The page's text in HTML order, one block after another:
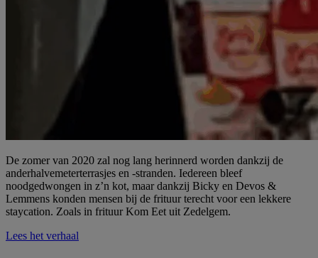
De zomer van 2020 zal nog lang herinnerd worden dankzij de
anderhalvemeterterrasjes en -stranden. Iedereen bleef
noodgedwongen in z’n kot, maar dankzij Bicky en Devos &
Lemmens konden mensen bij de frituur terecht voor een lekkere
staycation. Zoals in frituur Kom Eet uit Zedelgem.
Lees het verhaal